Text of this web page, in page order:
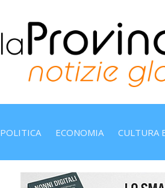
POLITICA ECONOMIA CULTURA